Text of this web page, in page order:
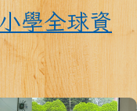
學全球資訊
學全球資